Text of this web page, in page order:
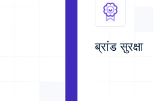
ब्रांड सुरक्षा